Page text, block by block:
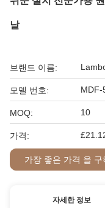
날
브랜드 이름:
모델 번호: MDF-
MOQ: 10
가격:
가장 좋은 가격 을 구
자세한 정보